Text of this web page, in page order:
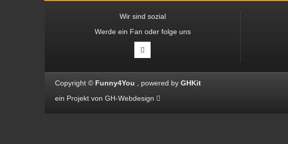
Wir sind sozial
Werde ein Fan oder folge uns
Copyright © Funny4You powered by GHKit
ein Projekt von GH-Webdesign